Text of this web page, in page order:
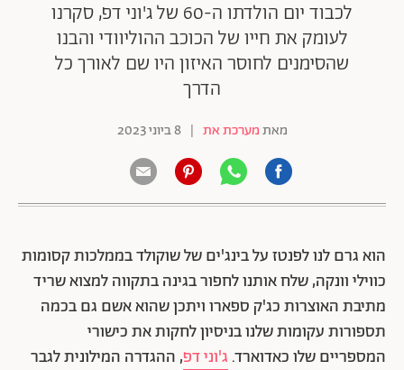
לכבוד יום הולדתו ה-60 של ג'וני דפ, סקרנו
לעומק את חייו של הכוכב ההוליוודי והבנו
שהסימנים לחוסר האיזון היו שם לאורך כל
הדרך
מאתמערכת את | 8 ביוני 2023
הוא גרם לנו לפנטז על בינג'ים של שוקולד בממלכות קסומות
כווילי וונקה, שלח אותנו לחפור בגינה בתקווה למצוא שריד
מתיבת האוצרות כג'ק ספארו ויתכן שהוא אשם גם בכמה
תספורות עקומות שלנו בניסיון לחקות את כישורי
המספריים שלו כאדוארד. ג'וני דפ, ההגדרה המילונית לגבר